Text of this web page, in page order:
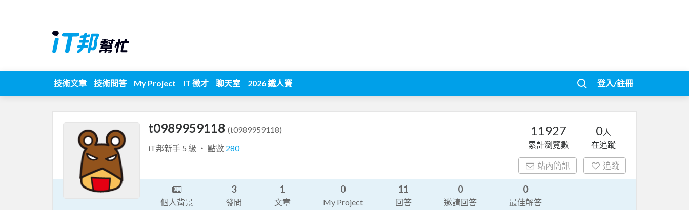
技術文章 技術問答 My Project iT 徵才 聊天室 2026 鐵人賽 登入/註冊
t0989959118 (t0989959118)
iT邦新手 5 級 ‧ 點數 280
11927
累計瀏覽數
0人
在追蹤
站內簡訊 追蹤
個人背景
3
發問
1
文章
0
My Project
11
回答
0
邀請回答
0
最佳解答